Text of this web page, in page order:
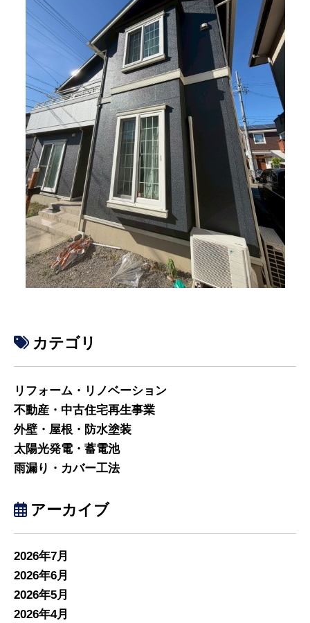
カテゴリ
リフォーム・リノベーション
不動産・中古住宅再生事業
外壁・屋根・防水塗装
太陽光発電・蓄電池
雨漏り・カバー工法
アーカイブ
2026年7月
2026年6月
2026年5月
2026年4月